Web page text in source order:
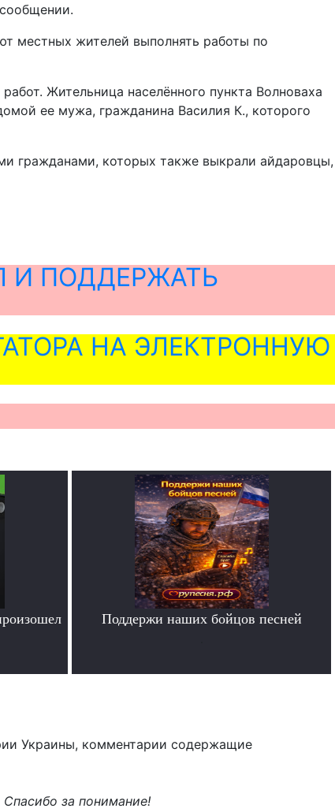
местных жителей выполнять работы по
Жительница населённого пункта Волноваха
ее мужа, гражданина Василия К., которого
гражданами, которых также выкрали айдаровцы,
И ПОДДЕРЖАТЬ
НА ЭЛЕКТРОННУЮ
Поддержи наших бойцов песней
Украины, комментарии содержащие
Спасибо за понимание!